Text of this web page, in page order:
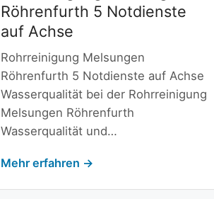
Röhrenfurth 5 Notdienste
auf Achse
Rohrreinigung Melsungen
Röhrenfurth 5 Notdienste auf Achse
Wasserqualität bei der Rohrreinigung
Melsungen Röhrenfurth
Wasserqualität und…
Mehr erfahren →